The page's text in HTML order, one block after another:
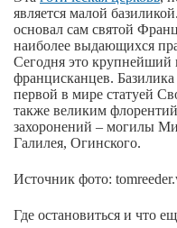
является малой
основал сам святой
наиболее выдающихся
Сегодня это крупнейший
францисканцев.
первой в мире статуей
также великим
захоронений – могилы
Галилея, Огинского.
Источник фото:
Где остановиться и что